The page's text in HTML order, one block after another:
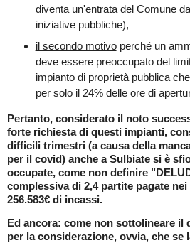
diventa un'entrata del Comune
iniziative pubbliche),
il secondo motivoperché un
deve essere preoccupato del
impianto di proprietà pubblica
per solo il 24% delle ore di
Pertanto, considerato il noto
forte richiesta di questi impianti,
difficili trimestri (a causa della
per il covid) anche a Sulbiate si è
occupate, come non definire
complessiva di 2,4 partite pagate
256.583€ di incassi.
Ed ancora: come non sottolineare il
per la considerazione, ovvia, che se